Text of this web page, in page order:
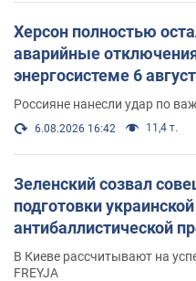
Херсон полностью
аварийные
энергосистеме 6
Россияне нанесли удар по
6.08.2026 16:42 11,4 т.
Зеленский созвал
подготовки
антибаллистической
решения готовятся
В Киеве рассчитывают на
FREYJA